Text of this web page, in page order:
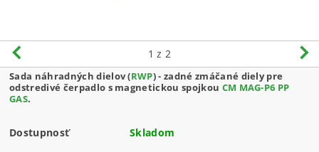
1 z 2
Sada náhradných dielov (RWP) - zadné zmáčané diely pre
odstredivé čerpadlo s magnetickou spojkou CM MAG-P6 PP
GAS.
Dostupnosť Skladom